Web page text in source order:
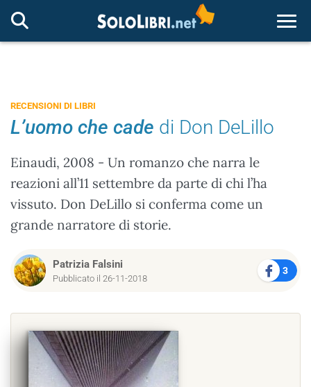
RECENSIONI DI LIBRI
L’uomo che cade di Don DeLillo
Einaudi, 2008 - Un romanzo che narra le
reazioni all’11 settembre da parte di chi l’ha
vissuto. Don DeLillo si conferma come un
grande narratore di storie.
Patrizia Falsini
Pubblicato il 26-11-2018
3